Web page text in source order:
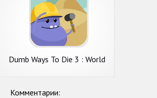
Dumb Ways To Die 3 : World
Комментарии: